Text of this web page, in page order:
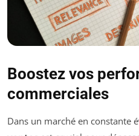
Boostez vos
commerciales
Dans un marché en constante